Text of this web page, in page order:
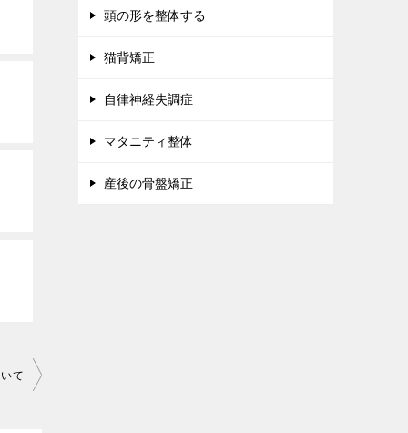
て
頭の形を整体する
猫背矯正
自律神経失調症
マタニティ整体
産後の骨盤矯正